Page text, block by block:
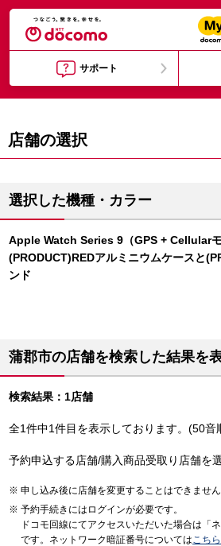
サポート
店舗の選択
選択した機種・カラー
Apple Watch Series 9（GPS + Cellular
(PRODUCT)REDアルミニウムケースと
ンド
蒲郡市の店舗を検索した結果を
検索結果：1店舗
全1件中1件目を表示しております。(50音
予約申込する店舗/購入商品受取り店舗を
申し込み後に店舗を変更することはできません
予約手続きにはログインが必要です。
ドコモ回線にてアクセスいただいた場合は「
です。ネットワーク暗証番号についてはこちら